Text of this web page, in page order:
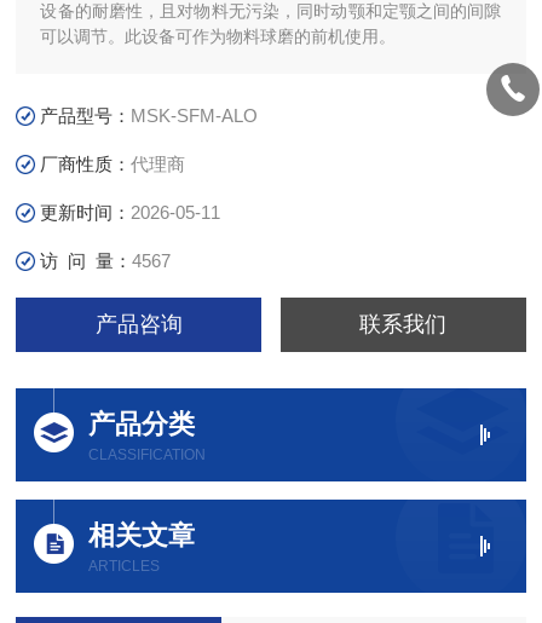
设备的耐磨性，且对物料无污染，同时动颚和定颚之间的间隙
可以调节。此设备可作为物料球磨的前机使用。
产品型号： MSK-SFM-ALO
厂商性质：代理商
更新时间： 2026-05-11
访 问 量：4567
产品咨询 联系我们
产品分类
CLASSIFICATION
相关文章
ARTICLES